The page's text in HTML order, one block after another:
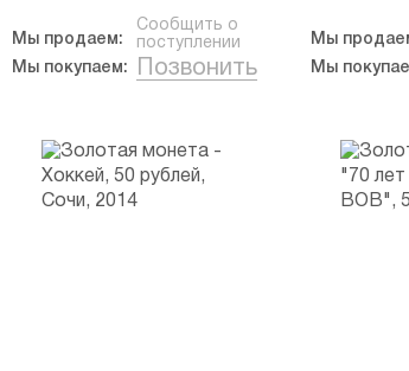
Мы продаем:
Сообщить о
поступлении
Мы покупаем:
Позвонить
Мы
Мы